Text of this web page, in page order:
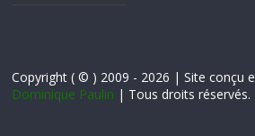
Copyright ( © ) 2009 - 2026 | Site conçu
Dominique Paulin | Tous droits réservés.